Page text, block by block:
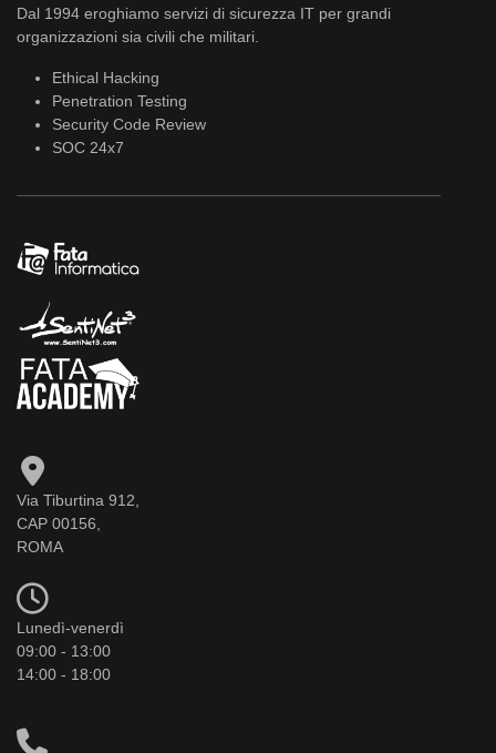
Dal 1994 eroghiamo servizi di sicurezza IT per grandi
organizzazioni sia civili che militari.
Ethical Hacking
Penetration Testing
Security Code Review
SOC 24x7
Via Tiburtina 912,
CAP 00156,
ROMA
Lunedì-venerdì
09:00 - 13:00
14:00 - 18:00